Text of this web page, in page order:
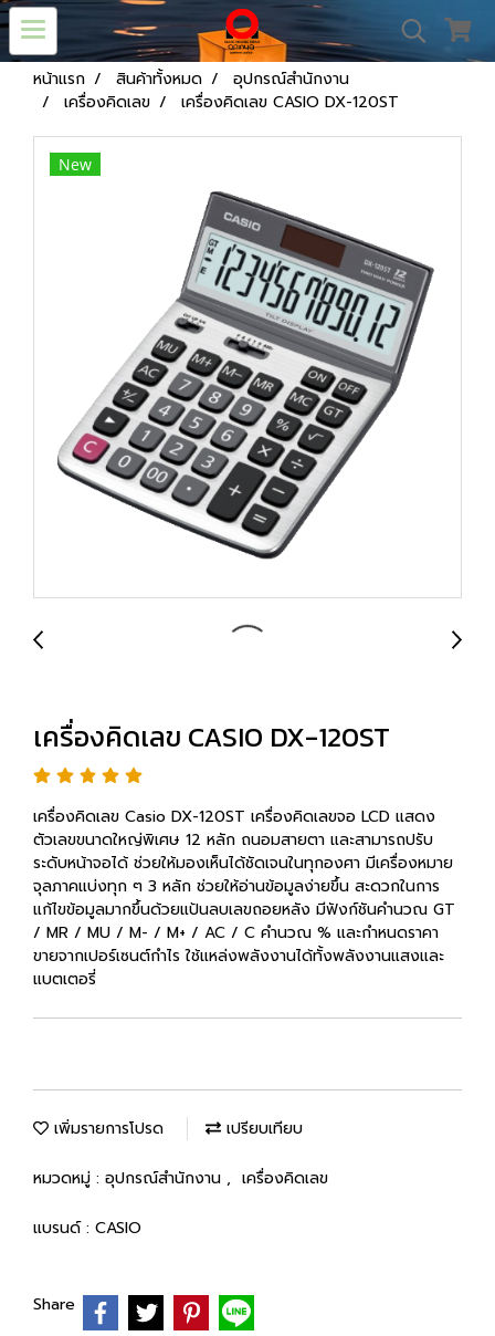
หน้าแรก สินค้าทั้งหมด
อุปกรณ์สำนักงาน
เครื่องคิดเลข
เครื่องคิดเลข CASIO DX-120ST
New
เครื่องคิดเลข CASIO DX-120ST
เครื่องคิดเลข Casio DX-120ST เครื่องคิดเลขจอ LCD แสดง
ตัวเลขขนาดใหญ่พิเศษ 12 หลัก ถนอมสายตา และสามารถปรับ
ระดับหน้าจอได้ ช่วยให้มองเห็นได้ชัดเจนในทุกองศา มีเครื่องหมาย
จุลภาคแบ่งทุก ๆ 3 หลัก ช่วยให้อ่านข้อมูลง่ายขึ้น สะดวกในการ
แก้ไขข้อมูลมากขึ้นด้วยแป้นลบเลขถอยหลัง มีฟังก์ชันคำนวณ GT
/ MR / MU / M- / M+ / AC / C คำนวณ % และกำหนดราคา
ขายจากเปอร์เซนต์กำไร ใช้แหล่งพลังงานได้ทั้งพลังงานแสงและ
แบตเตอรี่
เพิ่มรายการโปรด เปรียบเทียบ
หมวดหมู่ : อุปกรณ์สำนักงาน , เครื่องคิดเลข
แบรนด์ : CASIO
Share